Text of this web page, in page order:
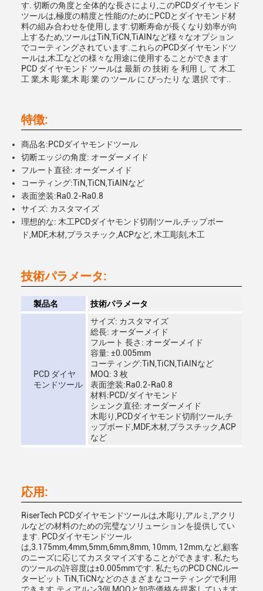
す. 切断の角度と全体的な長さにより,このPCDダイヤモンド
ツールは,極度の精度と性能のためにPCDとダイヤモンド材
料の組み合わせを使用します.切断寿命が長くなり効率が向
上するため,ツールはTiN,TiCN,TiAlNなど様々なオプション
でコーティングされています.これらのPCDダイヤモンドツ
ールは,木工などの様々な用途に使用することができます
PCD ダイヤモンド ツールは 最新 の 技術 を 利用 し て 木工
工 業,木 彫 業,木 彫 業 の ツール に ぴったり な 選択 です..
特徴:
商品名:PCDダイヤモンドツール
切断エッジの角度: オーダーメイド
フルート直径: オーダーメイド
コーティング:TiN,TiCN,TiAlNなど
表面塗装:Ra0.2-Ra0.8
サイズ: カスタマイズ
理想的な: 木工PCDダイヤモンド切削ツール,チップボー
ド,MDF,木材,プラスチック,ACPなど, 木工彫刻,木工
技術パラメータ:
製品名 技術パラメータ
PCD ダイヤ
モンドツール
サイズ: カスタマイズ
総長: オーダーメイド
フルート 長さ: オーダーメイド
容量: ±0.005mm
コーティング:TiN,TiCN,TiAlNなど
MOQ: 3 枚
表面塗装:Ra0.2-Ra0.8
材料:PCD/ダイヤモンド
シェンク直径: オーダーメイド
木彫り,PCDダイヤモンド切削ツール,チ
ップボード,MDF,木材,プラスチック,ACP
など
応用:
RiserTech PCDダイヤモンドツールは,木彫り,アルミ,アクリ
ルなどの材料のための完璧なソリューションを提供してい
ます. PCDダイヤモンドツール
は,3.175mm,4mm,5mm,6mm,8mm, 10mm, 12mm,など,顧客
のニーズに応じてカスタマイズすることができます. 私たち
のツールの許容度は±0.005mmです. 私たちのPCD CNCルー
タービット TiN,TiCNなどのさまざまなコーティングで利用